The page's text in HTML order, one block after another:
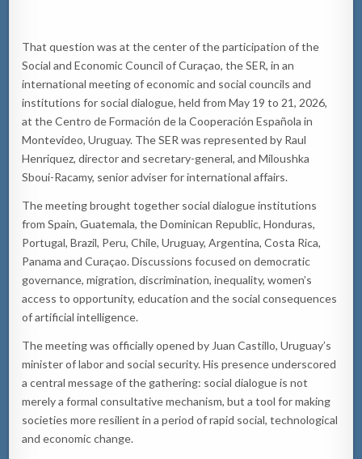
That question was at the center of the participation of the
Social and Economic Council of Curaçao, the SER, in an
international meeting of economic and social councils and
institutions for social dialogue, held from May 19 to 21, 2026,
at the Centro de Formación de la Cooperación Española in
Montevideo, Uruguay. The SER was represented by Raul
Henriquez, director and secretary-general, and Miloushka
Sboui-Racamy, senior adviser for international affairs.
The meeting brought together social dialogue institutions
from Spain, Guatemala, the Dominican Republic, Honduras,
Portugal, Brazil, Peru, Chile, Uruguay, Argentina, Costa Rica,
Panama and Curaçao. Discussions focused on democratic
governance, migration, discrimination, inequality, women’s
access to opportunity, education and the social consequences
of artificial intelligence.
The meeting was officially opened by Juan Castillo, Uruguay’s
minister of labor and social security. His presence underscored
a central message of the gathering: social dialogue is not
merely a formal consultative mechanism, but a tool for making
societies more resilient in a period of rapid social, technological
and economic change.